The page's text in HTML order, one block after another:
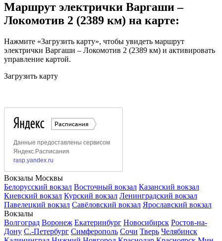
Маршрут электрички Варгаши –
Локомотив 2 (2389 км) на карте:
Нажмите «Загрузить карту», чтобы увидеть маршрут
электрички Варгаши – Локомотив 2 (2389 км) и активировать
управление картой.
Загрузить карту
Вокзалы Москвы
Белорусский вокзал Восточный вокзал Казанский вокзал
Киевский вокзал Курский вокзал Ленинградский вокзал
Павелецкий вокзал Савёловский вокзал Ярославский вокзал
Вокзалы
Волгоград Воронеж Екатеринбург Новосибирск Ростов-на-
Дону С.-Петербург Симферополь Сочи Тверь Челябинск